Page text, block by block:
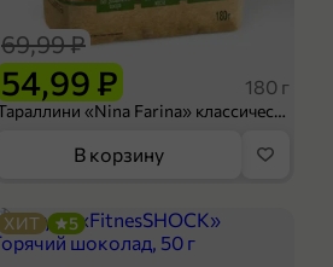
54,99 ₽
69,99 ₽
180 г
Тараллини «Nina Farina» классические, 180 г
В корзину
ХИТ 5